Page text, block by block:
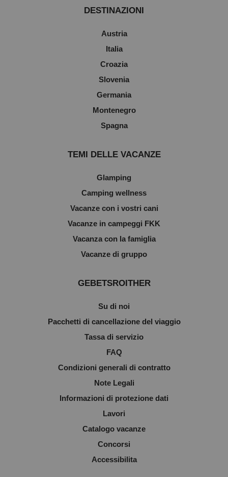
DESTINAZIONI
Austria
Italia
Croazia
Slovenia
Germania
Montenegro
Spagna
TEMI DELLE VACANZE
Glamping
Camping wellness
Vacanze con i vostri cani
Vacanze in campeggi FKK
Vacanza con la famiglia
Vacanze di gruppo
GEBETSROITHER
Su di noi
Pacchetti di cancellazione del viaggio
Tassa di servizio
FAQ
Condizioni generali di contratto
Note Legali
Informazioni di protezione dati
Lavori
Catalogo vacanze
Concorsi
Accessibilita